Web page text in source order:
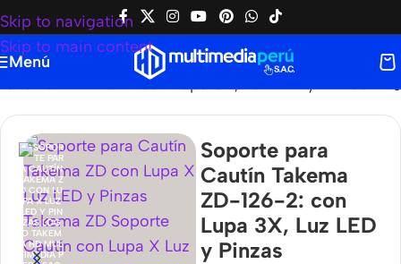
Skip to navigation
Skip to main content
Menú
ZD-126-2: con Lupa 3X, Luz LED y Pinzas
Soporte para
Cautín Takema
ZD-126-2: con
Lupa 3X, Luz LED
y Pinzas